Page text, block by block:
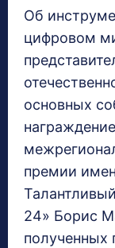
Об
цифровом
основных
премии
24» Борис
полученных